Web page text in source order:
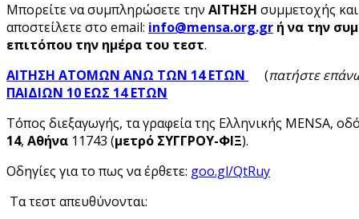
Μπορείτε να συμπληρώσετε την ΑΙΤΗΣΗ συμμετοχής
αποστείλετε στο email: info@mensa.org.gr ή να την
επιτόπου την ημέρα του τεστ.
ΑΙΤΗΣΗ ΑΤΟΜΩΝ ΑΝΩ ΤΩΝ 14 ΕΤΩΝ
(πατήστε
ΠΑΙΔΙΩΝ 10 ΕΩΣ 14 ΕΤΩΝ
Τόπος διεξαγωγής, τα γραφεία της Ελληνικής MENSA,
14, Αθήνα 11743 (μετρό ΣΥΓΓΡΟΥ-ΦΙΞ).
Οδηγίες για το πως να έρθετε: goo.gl/QtRuy
Τα τεστ απευθύνονται: